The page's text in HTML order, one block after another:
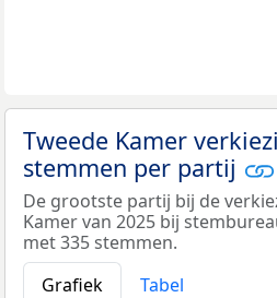
Tweede Kamer
stemmen per partij
De grootste partij bij de
Kamer van 2025 bij
met 335 stemmen.
Grafiek
Tabel